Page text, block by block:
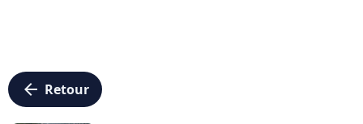
arrow_left Retour